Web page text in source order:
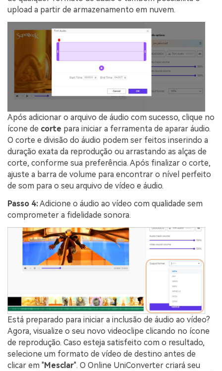
upload a partir de armazenamento em nuvem.
Após adicionar o arquivo de áudio com sucesso, clique no
ícone de corte para iniciar a ferramenta de aparar áudio.
O corte e divisão do áudio podem ser feitos inserindo a
duração exata da reprodução ou arrastando as alças de
corte, conforme sua preferência. Após finalizar o corte,
ajuste a barra de volume para encontrar o nível perfeito
de som para o seu arquivo de vídeo e áudio.
Passo 4:Adicione o áudio ao vídeo com qualidade sem
comprometer a fidelidade sonora.
Está preparado para iniciar a inclusão de áudio ao vídeo?
Agora, visualize o seu novo videoclipe clicando no ícone
de reprodução. Caso esteja satisfeito com o resultado,
selecione um formato de vídeo de destino antes de
clicar em "Mesclar". O Online UniConverter criará seu